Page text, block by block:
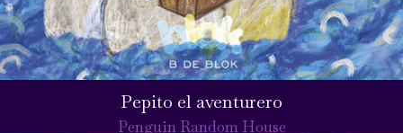
Pepito el aventurero
Penguin Random House